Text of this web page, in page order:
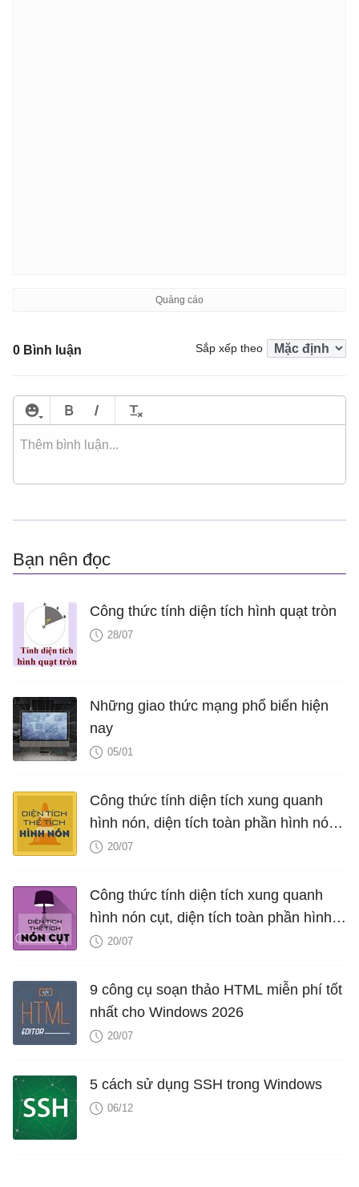
0 Bình luận Sắp xếp theo
Bạn nên đọc
Công thức tính diện tích hình quạt tròn
28/07
Những giao thức mạng phổ biến hiện
nay
05/01
Công thức tính diện tích xung quanh
hình nón, diện tích toàn phần hình nón,
thể tích hình nón, V nón
20/07
Công thức tính diện tích xung quanh
hình nón cụt, diện tích toàn phần hình
nón cụt, thể tích hình nón cụt
20/07
9 công cụ soạn thảo HTML miễn phí tốt
nhất cho Windows 2026
20/07
5 cách sử dụng SSH trong Windows
06/12